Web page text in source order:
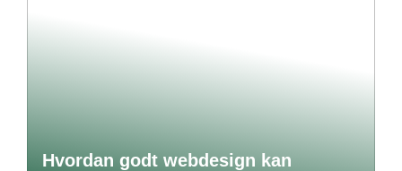
Hvordan godt webdesign kan